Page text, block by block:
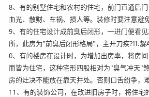
8、有的别墅住宅和农村的住宅，前门直通后
血光、散财、车祸、损人等。装修时要注意避免
9、有的住宅设计成前臭后闭形，一进门便看
所，此房为"前臭后闭形格局"，主开刀疾?⒒龊
0、有的楼房在设计时，为增加出房率，将房
而皆为住宅，这种宅形四股相对为"臭气冲天"
房的灶决不能放在靠天井处。否则口舌纷争，
11、有的装饰公司，在改进旧房子时，将住宅